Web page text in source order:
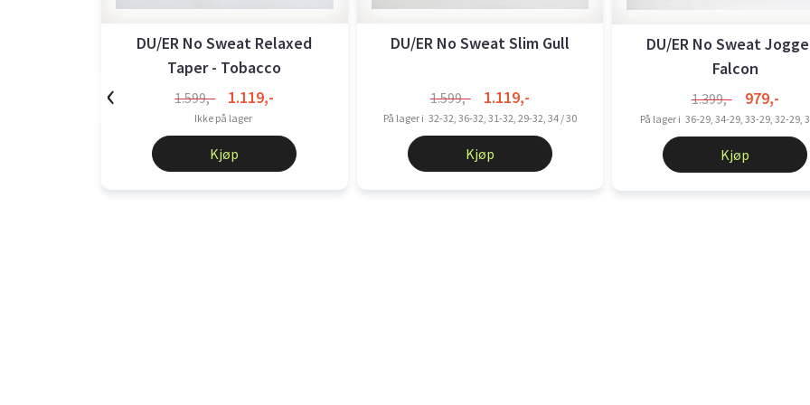
DU/ER No Sweat Relaxed
Taper - Tobacco
1.599,- 1.119,-
Ikke på lager
Kjøp
DU/ER No Sweat Slim Gull
1.599,- 1.119,-
På lager i 32-32, 36-32, 31-32, 29-32, 34 / 30
Kjøp
DU/ER No Sweat
Falcon
1.399,- 979,-
På lager i 36-29, 34-29, 33-29, 32-29,
Kjøp
‹